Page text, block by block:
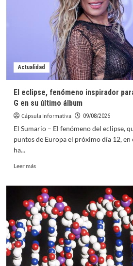
México:
Infraestructura
le
Queda
Fútbol
Base?
por
Rafael
Silva
Actualidad
El eclipse, fenómeno inspirador
G en su último álbum
Cápsula Informativa 09/08/2026
El Sumario – El fenómeno del eclipse,
puntos de Europa el próximo día 12, en
ha...
Leer másLeer
eclipse,
fenómeno
inspirador
para
el
desamor
de